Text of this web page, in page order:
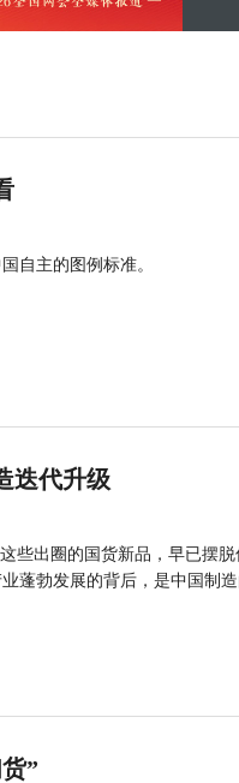
自主的图例标准。
迭代升级
些出圈的国货新品，早已摆
蓬勃发展的背后，是中国制造
”